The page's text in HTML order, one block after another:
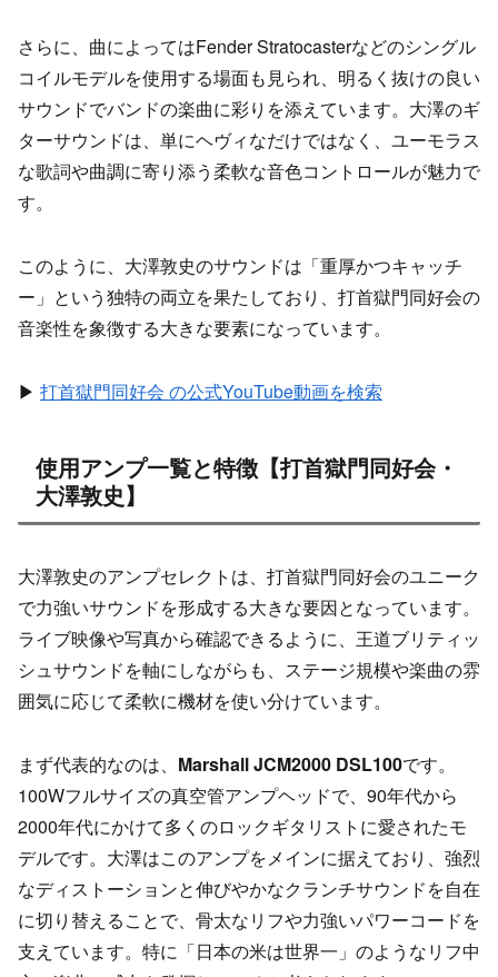
さらに、曲によってはFender Stratocasterなどのシングル
コイルモデルを使用する場面も見られ、明るく抜けの良い
サウンドでバンドの楽曲に彩りを添えています。大澤のギ
ターサウンドは、単にヘヴィなだけではなく、ユーモラス
な歌詞や曲調に寄り添う柔軟な音色コントロールが魅力で
す。
このように、大澤敦史のサウンドは「重厚かつキャッチ
ー」という独特の両立を果たしており、打首獄門同好会の
音楽性を象徴する大きな要素になっています。
▶ 打首獄門同好会 の公式YouTube動画を検索
使用アンプ一覧と特徴【打首獄門同好会・
大澤敦史】
大澤敦史のアンプセレクトは、打首獄門同好会のユニーク
で力強いサウンドを形成する大きな要因となっています。
ライブ映像や写真から確認できるように、王道ブリティッ
シュサウンドを軸にしながらも、ステージ規模や楽曲の雰
囲気に応じて柔軟に機材を使い分けています。
まず代表的なのは、 Marshall JCM2000 DSL100です。
100Wフルサイズの真空管アンプヘッドで、90年代から
2000年代にかけて多くのロックギタリストに愛されたモ
デルです。大澤はこのアンプをメインに据えており、強烈
なディストーションと伸びやかなクランチサウンドを自在
に切り替えることで、骨太なリフや力強いパワーコードを
支えています。特に「日本の米は世界一」のようなリフ中